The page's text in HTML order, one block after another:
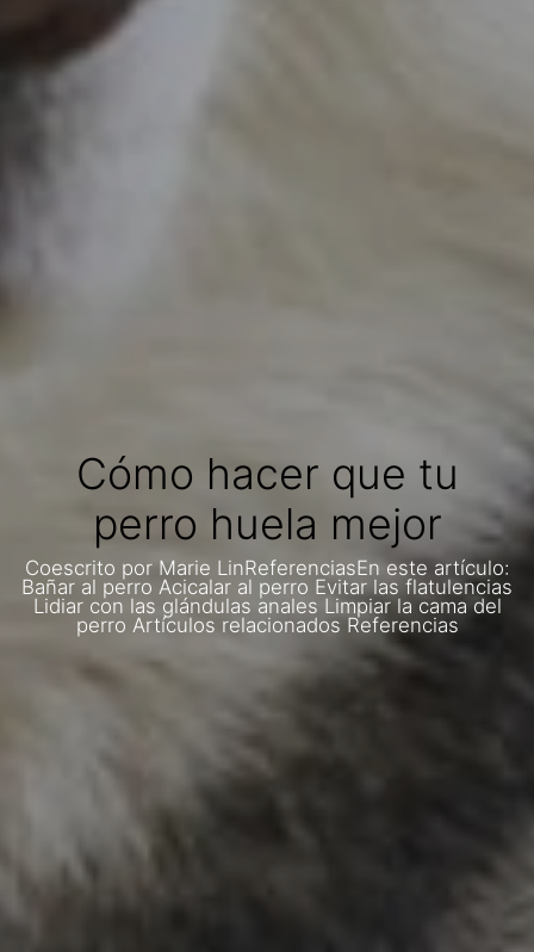
Cómo hacer que tu
perro huela mejor
Coescrito por Marie LinReferenciasEn este artículo:
Bañar al perro Acicalar al perro Evitar las flatulencias
Lidiar con las glándulas anales Limpiar la cama del
perro Artículos relacionados Referencias